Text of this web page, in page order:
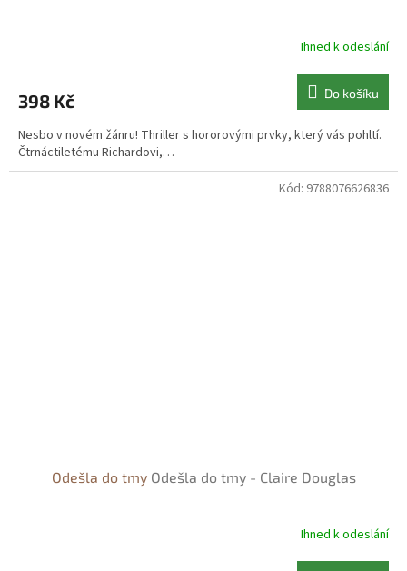
Ihned k odeslání
398 Kč Do košíku
Nesbo v novém žánru! Thriller s hororovými prvky, který vás pohltí.
Čtrnáctiletému Richardovi,…
Odešla do tmy Odešla do tmy - Claire Douglas
Ihned k odeslání
Kód: 9788076626836